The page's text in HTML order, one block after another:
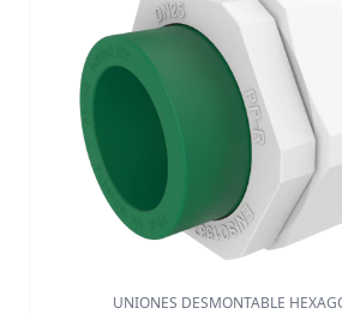
UNIONES DESMONTABLE